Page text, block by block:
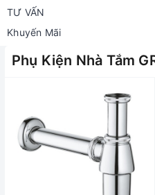
TƯ VẤN
Khuyến Mãi
Phụ Kiện Nhà Tắm